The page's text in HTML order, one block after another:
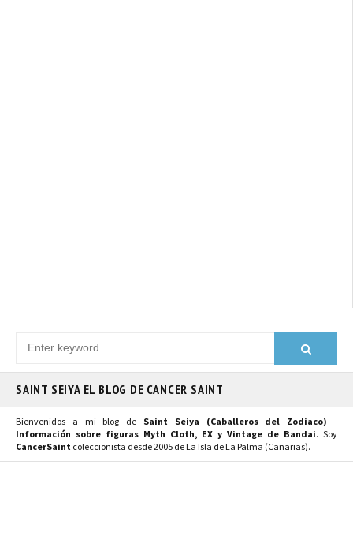
SAINT SEIYA EL BLOG DE CANCER SAINT
Bienvenidos a mi blog de Saint Seiya (Caballeros del Zodiaco) -
Información sobre figuras Myth Cloth, EX y Vintage de Bandai. Soy
CancerSaint coleccionista desde 2005 de La Isla de La Palma (Canarias).